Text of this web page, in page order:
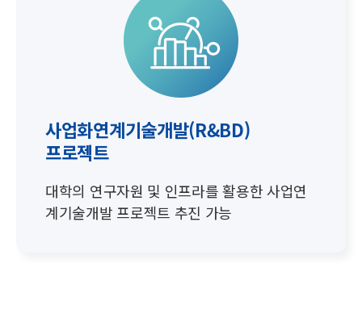
사업화연계기술개발(R&BD)
프로젝트
대학의 연구자원 및 인프라를 활용한사업연
계기술개발 프로젝트 추진 가능